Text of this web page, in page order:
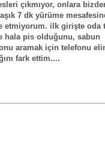
çıkmıyor, onlara
7 dk yürüme
etmiyorum. ilk girişte oda
hala pis olduğunu, sabun
aramak için telefonu
fark ettim....